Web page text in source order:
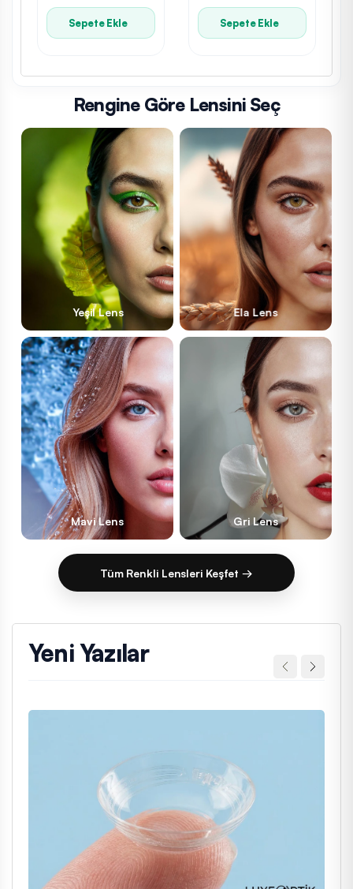
Sepete Ekle Sepete Ekle
Rengine Göre Lensini Seç
Yeşil Lens Ela Lens
Mavi Lens Gri Lens
Tüm Renkli Lensleri Keşfet →
Yeni Yazılar